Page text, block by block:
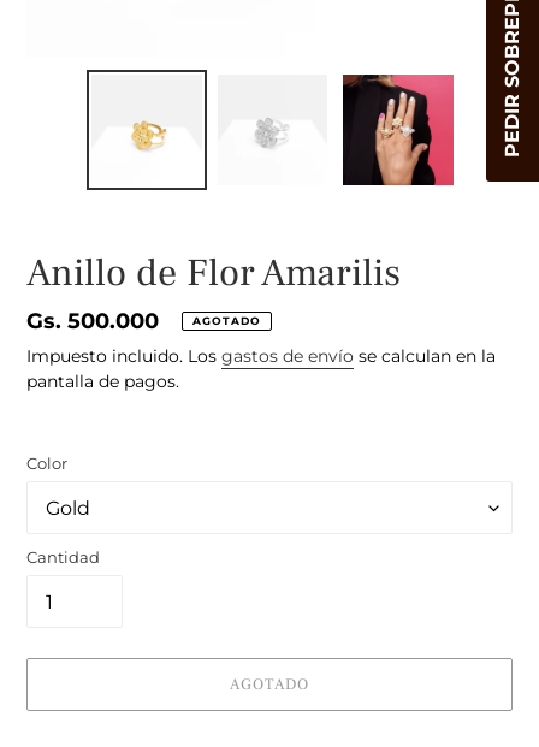
Anillo de Flor Amarilis
Precio
habitual
Gs. 500.000 AGOTADO
Impuesto incluido. Los gastos de envío se calculan en la
pantalla de pagos.
Color
Cantidad
AGOTADO
PEDIR SOBREPEDIDO